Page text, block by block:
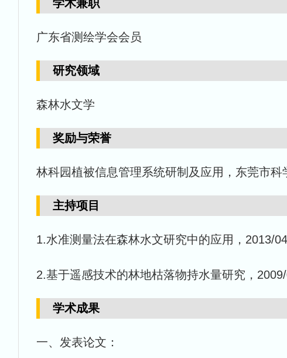
学术兼职
广东省测绘学会会员
研究领域
森林水文学
奖励与荣誉
林科园植被信息管理系统研制及应用，东莞市科
主持项目
1.水准测量法在森林水文研究中的应用，2013/
2.基于遥感技术的林地枯落物持水量研究，
学术成果
一、发表论文：